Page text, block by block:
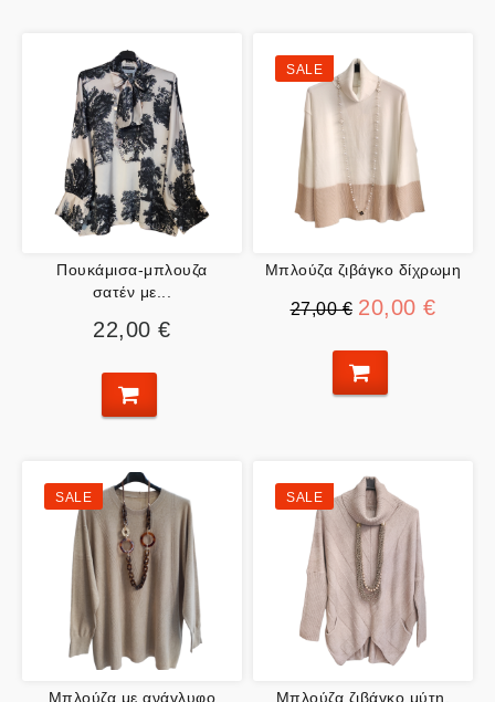
Πουκάμισα-μπλουζα
σατέν με...
22,00 €
SALE
Μπλούζα ζιβάγκο δίχρωμη
27,00 € 20,00 €
SALE
Μπλούζα με ανάγλυφο
SALE
Μπλούζα ζιβάγκο μύτη,